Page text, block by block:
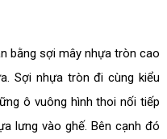
bằng sợi mây nhựa tròn cao
Sợi nhựa tròn đi cùng kiểu
ô vuông hình thoi nối tiếp
lưng vào ghế. Bên cạnh đó